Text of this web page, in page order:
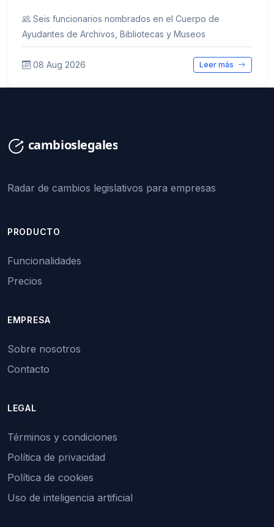
Seis funcionarios nombrados en el Cuerpo de
Ayudantes de Archivos, Bibliotecas y Museos
08 Aug 2026 Leer más
Radar de cambios legislativos para empresas
PRODUCTO
Funcionalidades
Precios
EMPRESA
Sobre nosotros
Contacto
LEGAL
Términos y condiciones
Política de privacidad
Política de cookies
Uso de inteligencia artificial